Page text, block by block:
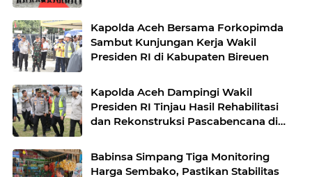
Kapolda Aceh Bersama Forkopimda
Sambut Kunjungan Kerja Wakil
Presiden RI di Kabupaten Bireuen
Kapolda Aceh Dampingi Wakil
Presiden RI Tinjau Hasil Rehabilitasi
dan Rekonstruksi Pascabencana di
Babinsa Simpang Tiga Monitoring
Harga Sembako, Pastikan Stabilitas